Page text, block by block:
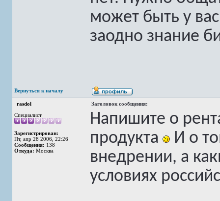
может быть у
заодно знание
Вернуться к началу
rasdol
Заголовок сообщения:
Специалист
Зарегистрирован:
Пт, апр 28 2006, 22:26
Сообщения: 138
Откуда: Москва
Напишите о
продукта
И о
внедрении, а
условиях